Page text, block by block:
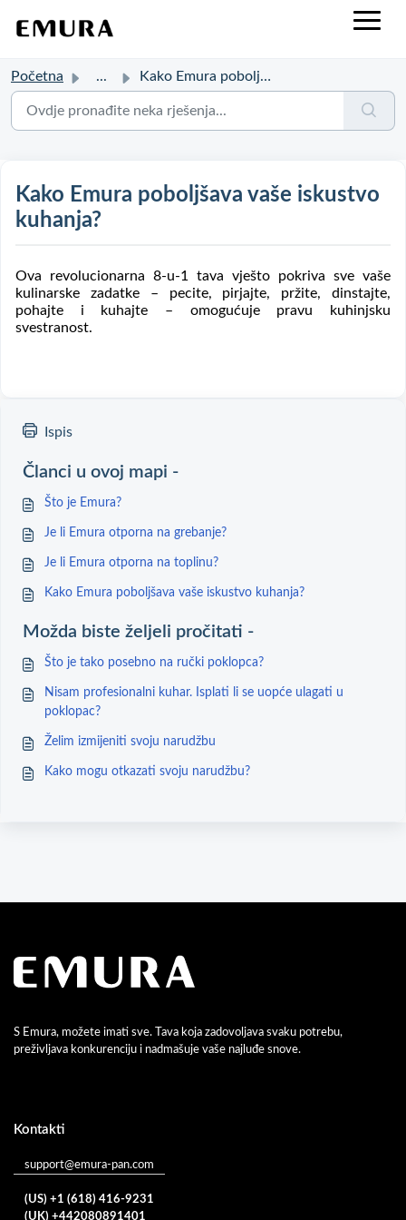
Početna ... Kako Emura poboljšava vaše iskustvo kuhanja?
Kako Emura poboljšava vaše iskustvo
kuhanja?
Ova revolucionarna 8-u-1 tava vješto pokriva sve vaše
kulinarske zadatke – pecite, pirjajte, pržite, dinstajte,
pohajte i kuhajte – omogućuje pravu kuhinjsku
svestranost.
Ispis
Članci u ovoj mapi -
Što je Emura?
Je li Emura otporna na grebanje?
Je li Emura otporna na toplinu?
Kako Emura poboljšava vaše iskustvo kuhanja?
Možda biste željeli pročitati -
Što je tako posebno na ručki poklopca?
Nisam profesionalni kuhar. Isplati li se uopće ulagati u
poklopac?
Želim izmijeniti svoju narudžbu
Kako mogu otkazati svoju narudžbu?
S Emura, možete imati sve. Tava koja zadovoljava svaku potrebu,
preživljava konkurenciju i nadmašuje vaše najluđe snove.
Kontakti
support@emura-pan.com
(US) +1 (618) 416-9231
(UK) +442080891401